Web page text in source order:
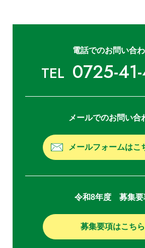
電話でのお問い合
TEL 0725-
メールでのお問い合
メールフォームはこ
令和8年度 募集要
募集要項はこちら